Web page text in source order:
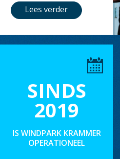
Lees verder
SINDS
2019
IS WINDPARK KRAMMER
OPERATIONEEL